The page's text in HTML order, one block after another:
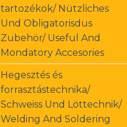
tartozékok/ Nützliches
Und Obligatorisdus
Zubehör/ Useful And
Mondatory Accesories
Hegesztés és
forrasztástechnika/
Schweiss Und Löttechnik/
Welding And Soldering